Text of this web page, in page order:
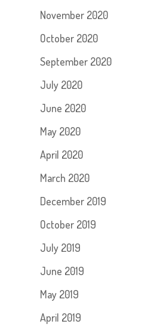
November 2020
October 2020
September 2020
July 2020
June 2020
May 2020
April 2020
March 2020
December 2019
October 2019
July 2019
June 2019
May 2019
April 2019